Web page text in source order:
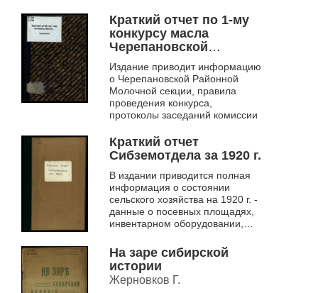
лесная, строительная, горная,
металлургическая, ...
Краткий отчет по 1-му
конкурсу масла
Черепановской
районной молочной
секции, 7-го августа
1920 года
Издание приводит информацию
о Черепановской Районной
Молочной секции, правила
проведения конкурса,
протоколы заседаний комиссии
Краткий отчет
Сибземотдела за 1920 г.
В издании приводится полная
информация о состоянии
сельского хозяйства на 1920 г. -
данные о посевных площадях,
инвентарном оборудовании,
колзхозах, продразверстке и т.д.
На заре сибирской
истории
Жерновков Г.